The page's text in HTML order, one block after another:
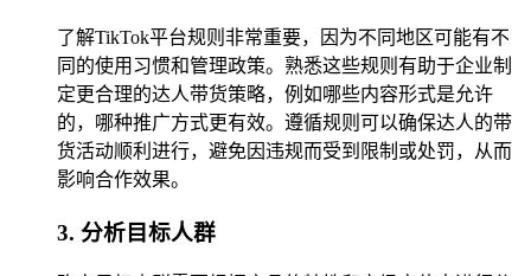
了解TikTok平台规则非常重要，因为不同地区可能有不
同的使用习惯和管理政策。熟悉这些规则有助于企业制
定更合理的达人带货策略，例如哪些内容形式是允许
的，哪种推广方式更有效。遵循规则可以确保达人的带
货活动顺利进行，避免因违规而受到限制或处罚，从而
影响合作效果。
3. 分析目标人群